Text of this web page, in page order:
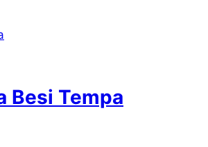
Besi Tempa